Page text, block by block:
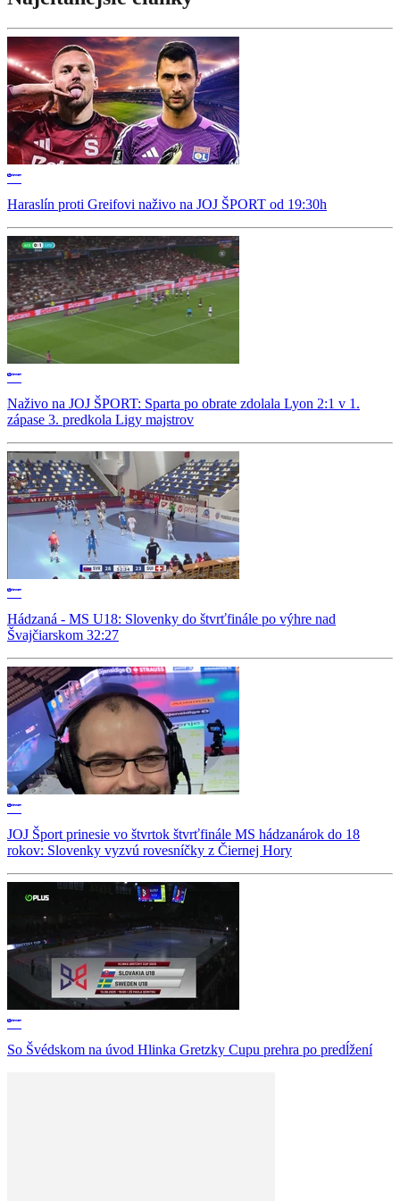
Haraslín proti Greifovi naživo na JOJ ŠPORT od 19:30h
Naživo na JOJ ŠPORT: Sparta po obrate zdolala Lyon 2:1 v 1.
zápase 3. predkola Ligy majstrov
Hádzaná - MS U18: Slovenky do štvrťfinále po výhre nad
Švajčiarskom 32:27
JOJ Šport prinesie vo štvrtok štvrťfinále MS hádzanárok do 18
rokov: Slovenky vyzvú rovesníčky z Čiernej Hory
So Švédskom na úvod Hlinka Gretzky Cupu prehra po predĺžení